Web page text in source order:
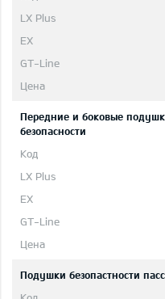
Передние и боковые
безопасности
Подушки безопастности